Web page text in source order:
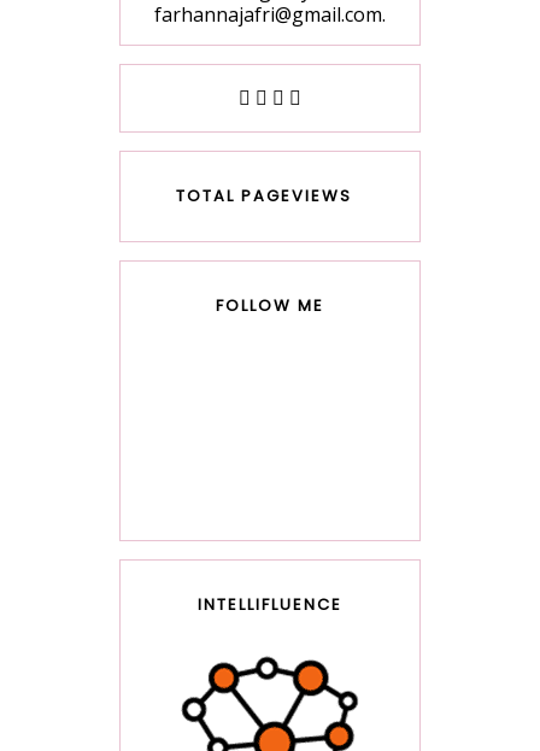
farhannajafri@gmail.com.
TOTAL PAGEVIEWS
FOLLOW ME
INTELLIFLUENCE